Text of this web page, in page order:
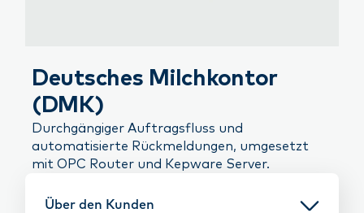
Deutsches Milchkontor
(DMK)
Durchgängiger Auftragsfluss und
automatisierte Rückmeldungen, umgesetzt
mit OPC Router und Kepware Server.
Über den Kunden